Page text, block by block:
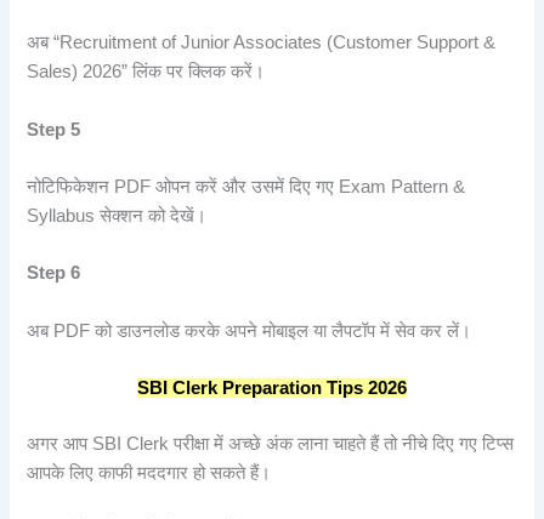
अब “Recruitment of Junior Associates (Customer Support &
Sales) 2026” लिंक पर क्लिक करें।
Step 5
नोटिफिकेशन PDF ओपन करें और उसमें दिए गए Exam Pattern &
Syllabus सेक्शन को देखें।
Step 6
अब PDF को डाउनलोड करके अपने मोबाइल या लैपटॉप में सेव कर लें।
SBI Clerk Preparation Tips 2026
अगर आप SBI Clerk परीक्षा में अच्छे अंक लाना चाहते हैं तो नीचे दिए गए टिप्स
आपके लिए काफी मददगार हो सकते हैं।